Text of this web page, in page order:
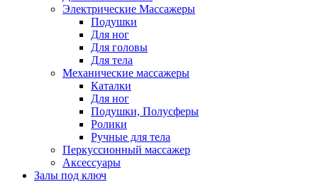
Электрические Массажеры
Подушки
Для ног
Для головы
Для тела
Механические массажеры
Каталки
Для ног
Подушки, Полусферы
Ролики
Ручные для тела
Перкуссионный массажер
Аксессуары
Залы под ключ